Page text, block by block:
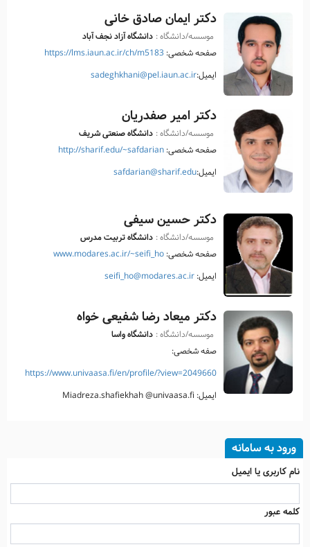
دکتر ایمان صادق خانی
موسسه/دانشگاه : دانشگاه آزاد نجف آباد
صفحه شخصی: https://lms.iaun.ac.ir/ch/m5183
ایمیل:sadeghkhani@pel.iaun.ac.ir
دکتر امیر صفدریان
موسسه/دانشگاه : دانشگاه صنعتی شریف
صفحه شخصی: http://sharif.edu/~safdarian
ایمیل:safdarian@sharif.edu
دکتر حسین سیفی
موسسه/دانشگاه : دانشگاه تربیت مدرس
صفحه شخصی: www.modares.ac.ir/~seifi_ho
ایمیل: seifi_ho@modares.ac.ir
دکتر میعاد رضا شفیعی خواه
موسسه/دانشگاه : دانشگاه واسا
صفه شخصی:
https://www.univaasa.fi/en/profile/?view=2049660
ایمیل: Miadreza.shafiekhah @univaasa.fi
ورود به سامانه
نام کاربری یا ایمیل
کلمه عبور